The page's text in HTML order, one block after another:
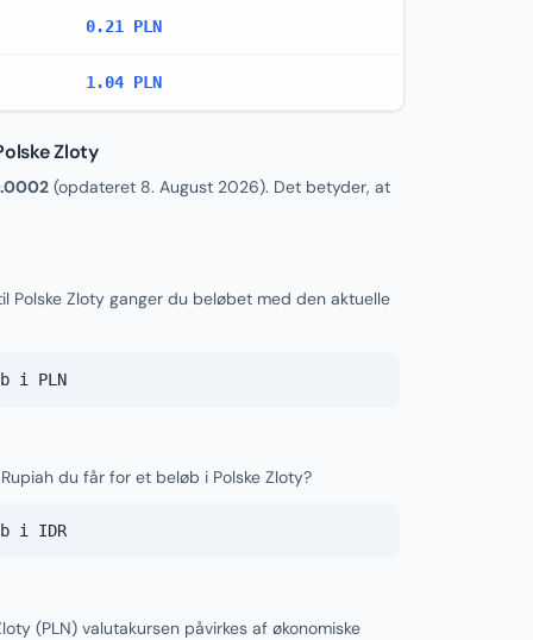
0.21 PLN
1.04 PLN
Zloty
(opdateret 8. August 2026). Det betyder, at
Polske Zloty ganger du beløbet med den aktuelle
i PLN
du får for et beløb i Polske Zloty?
i IDR
(PLN) valutakursen påvirkes af økonomiske